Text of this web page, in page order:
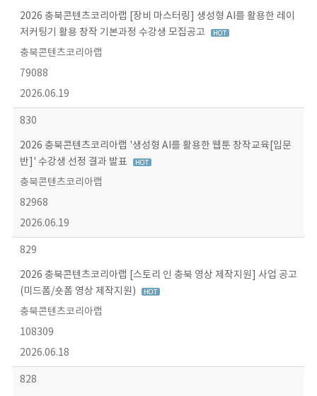
2026 충북콘텐츠코리아랩 [장비 마스터링] 생성형 AI를 활용한 레이
저커팅기 활용 창작 기본과정 수강생 모집공고
충북콘텐츠코리아랩
79088
2026.06.19
830
2026 충북콘텐츠코리아랩 '생성형 AI를 활용한 웹툰 창작교육[입문
반]' 수강생 선정 결과 발표
충북콘텐츠코리아랩
82968
2026.06.19
829
2026 충북콘텐츠코리아랩 [스토리 인 충북 영상 제작지원] 사업 공고
(미드폼/숏폼 영상 제작지원)
충북콘텐츠코리아랩
108309
2026.06.18
828